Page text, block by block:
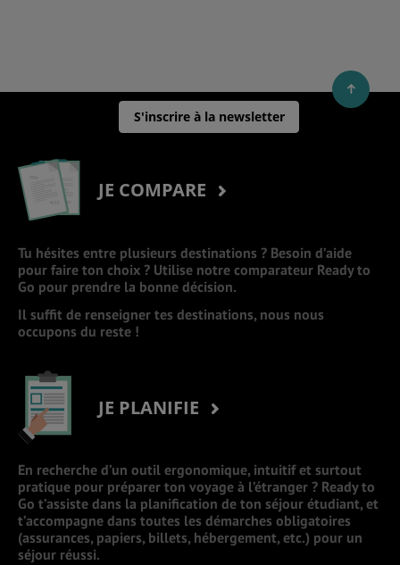
S'inscrire à la newsletter
JE COMPARE
Tu hésites entre plusieurs destinations ? Besoin d’aide
pour faire ton choix ? Utilise notre comparateur Ready to
Go pour prendre la bonne décision.
Il suffit de renseigner tes destinations, nous nous
occupons du reste !
JE PLANIFIE
En recherche d’un outil ergonomique, intuitif et surtout
pratique pour préparer ton voyage à l’étranger ? Ready to
Go t’assiste dans la planification de ton séjour étudiant, et
t’accompagne dans toutes les démarches obligatoires
(assurances, papiers, billets, hébergement, etc.) pour un
séjour réussi.